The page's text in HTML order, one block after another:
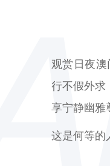
观赏日夜
行不假外求
享宁静幽雅
这是何等的